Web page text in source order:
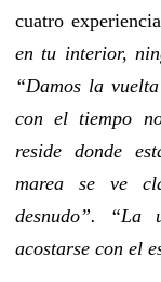
cuatro
en tu interior,
“Damos la
con el tiempo
reside donde
marea se ve
desnudo”.
acostarse con el